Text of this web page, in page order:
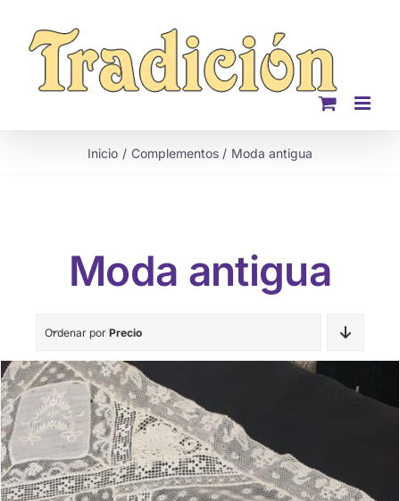
contenido
Inicio Complementos Moda antigua
Moda antigua
Ordenar por Precio